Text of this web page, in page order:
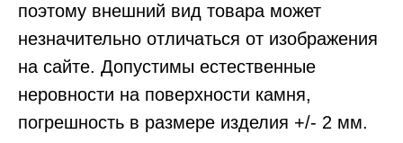
поэтому внешний вид товара может
незначительно отличаться от изображения
на сайте. Допустимы естественные
неровности на поверхности камня,
погрешность в размере изделия +/- 2 мм.